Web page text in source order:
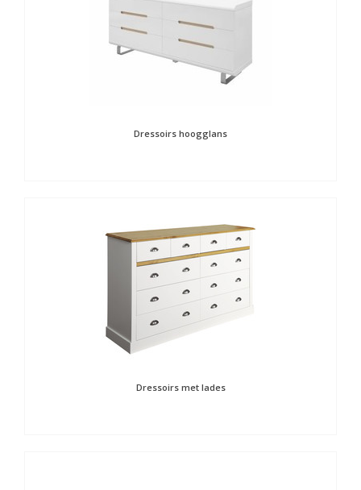
Dressoirs hoogglans
Dressoirs met lades